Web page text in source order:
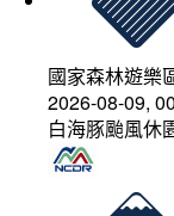
國家森林遊樂
2026-08-09,
白海豚颱風休